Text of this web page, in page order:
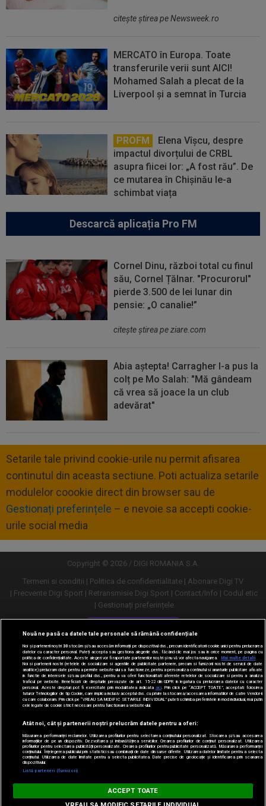
Digi Sport
m.digisport.ro
DESCARCĂ
citeşte ştirea pe Newsweek.ro
MERCATO în Europa. Toate
transferurile verii sunt AICI!
Mohamed Salah a plecat de la
Liverpool și a semnat în Turcia
PROFM
Elena Vîșcu, despre
impactul divorțului de CRBL
asupra fiicei lor: „A fost rău”. De
ce mutarea în Chișinău le-a
schimbat viața
Descarcă aplicația Pro FM
Cornel Dinu, război total cu finul
său, Cornel Țălnar. "Procurorul"
pierde 3.500 de lei lunar din
pensie: „O canalie!”
citeşte ştirea pe ziare.com
Abia aștepta! Carragher l-a pus la
colț pe Mo Salah: "Mă gândeam
că vrea să joace la un club
adevărat"
Setarile tale privind cookie-urile nu permit afisarea
continutul din aceasta sectiune. Poti actualiza setarile
modulelor coookie direct din browser sau de
Gestionați preferințele – e nevoie sa accepti cookie-
urile social media
Copyright © 2026 / DIGI ROMANIA S.A.
Termeni si conditii
Politica de confidentialitate
Abonare Digi TV
Frecvente Digi Sport
Retransmisie Digi Sport Contact/Info
Codul etic
Gestionați preferințele
Versiune desktop
Nouă ne pasă ca datele tale personale să rămână confidențiale
Noi și partenerii noștri30stocăm și/sau accesăm informații pe dispozitivul dvs., precum identificatorii cookie unici pentru prelucrarea
datelor cu caracter personal. Puteți accepta sau gestiona alegerile dvs. făcând clic mai jos sau în orice moment, pe pagina cu
politica de confidențialitate. Aceste alegeri vor fi raportate partenerilor noștri și nu vă vor afecta navigarea.
Mai multe detalii
Noi si partenerii nostri (retelele de socializare si agentiile de publicitate partenere, precum si furnizorii nostri de servicii de date
analitice) prelucram date pentru a permite website-ului sa functioneze, pentru a personaliza continutul si anunturile publicitare afisate
in functie de interesele si/sau profilul dvs., pentru a va oferi functionalitati aferente retelelor de socializare si pentru a analiza
traficul pe website. Beneficiati de drepturile prevazute de art. 15-22 din GDPR in legatura cu prelucrarea datelor cu caracter
personal. Aceste drepturi pot fi exercitate prin modalitatea indicata aici. Prin click pe “ACCEPT TOATE”, acceptati folosirea
tuturor Tehnologiilor de tip Cookie, care implica inclusiv acceptul dvs. cu privire la stocarea/accesarea informatiilor de catre Vendor-ii
cu care colaboram. Prin click pe “VREAU SA MODIFIC SETARILE INDIVIDUAL” puteti schimba preferintele in mod individual, mai putin
cele legate de cookie strict necesare pentru functionarea website-ului.
Atât noi, cât și partenerii noștri prelucrăm datele pentru a oferi:
Măsurarea performanței reclamelor. Utilizarea profilurilor pentru selectarea conținutului personalizat. Stocarea și/sau accesarea
informațiilor de pe un dispozitiv. Dezvoltarea și îmbunătățirea serviciilor. Crearea profilurilor de conținut personalizat. Utilizarea
profilurilor pentru selectarea publicității personalizate. Crearea profilurilor pentru publicitate personalizată. Măsurarea performanței
conținutului. Înțelegerea publicului prin statistici sau combinații de date din surse diferite. Utilizarea datelor limitate pentru a selecta
conținutul. Utilizarea de date limitate pentru a selecta publicitatea. Date precise de geolocație și identificarea prin scanarea
dispozitivului.
Listă parteneri (furnizori)
ACCEPT TOATE